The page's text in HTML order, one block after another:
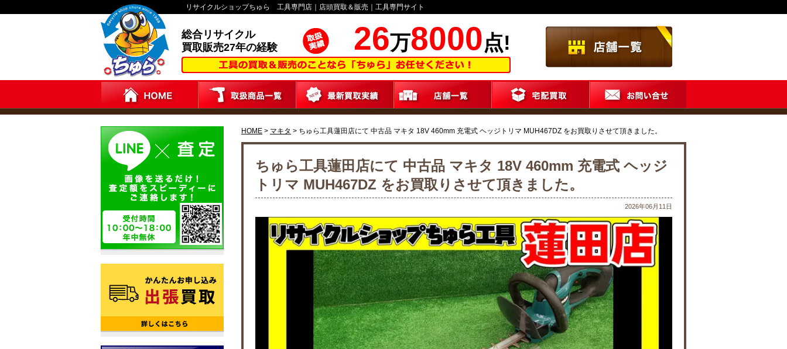
リサイクルショップちゅら 工具専門店｜店頭買取＆販売｜工具専門サイト
総合リサイクル
買取販売27年の経験
26万8000点!
HOME > マキタ > ちゅら工具蓮田店にて 中古品 マキタ 18V 460mm 充電式 ヘッジトリマ MUH467DZ をお買取りさせて頂きました。
ちゅら工具蓮田店にて 中古品 マキタ 18V 460mm 充電式 ヘッジ
トリマ MUH467DZ をお買取りさせて頂きました。
2026年06月11日